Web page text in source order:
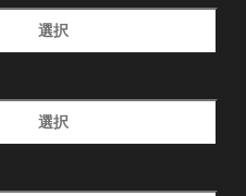
選択
選択